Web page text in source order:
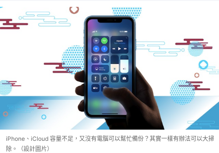
iPhone、iCloud 容量不足，又沒有電腦可以幫忙備份？其實一樣有辦法可以大掃
除。（設計圖片）